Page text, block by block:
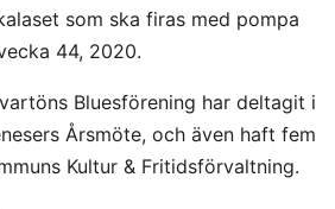
som ska firas med pompa
44, 2020.
Bluesförening har deltagit i
Årsmöte, och även haft fem
Kultur & Fritidsförvaltning.